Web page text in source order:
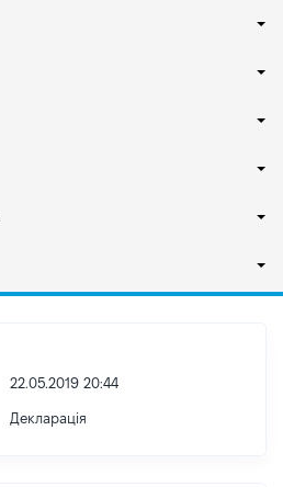
22.05.2019 20:44
Декларація